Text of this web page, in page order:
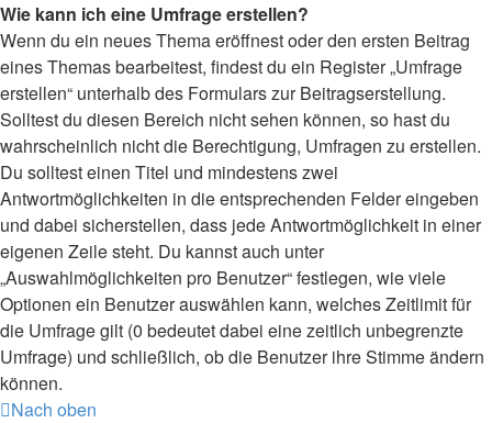
Wie kann ich eine Umfrage erstellen?
Wenn du ein neues Thema eröffnest oder den ersten Beitrag
eines Themas bearbeitest, findest du ein Register „Umfrage
erstellen“ unterhalb des Formulars zur Beitragserstellung.
Solltest du diesen Bereich nicht sehen können, so hast du
wahrscheinlich nicht die Berechtigung, Umfragen zu erstellen.
Du solltest einen Titel und mindestens zwei
Antwortmöglichkeiten in die entsprechenden Felder eingeben
und dabei sicherstellen, dass jede Antwortmöglichkeit in einer
eigenen Zeile steht. Du kannst auch unter
„Auswahlmöglichkeiten pro Benutzer“ festlegen, wie viele
Optionen ein Benutzer auswählen kann, welches Zeitlimit für
die Umfrage gilt (0 bedeutet dabei eine zeitlich unbegrenzte
Umfrage) und schließlich, ob die Benutzer ihre Stimme ändern
können.
Nach oben